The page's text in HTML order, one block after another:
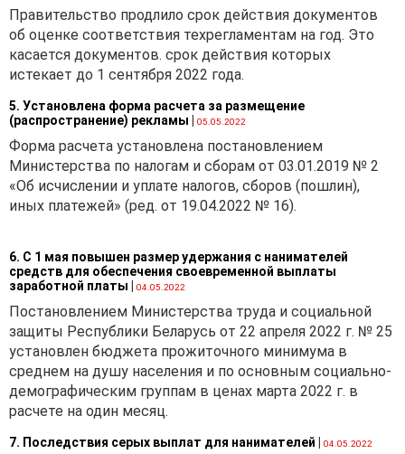
Пунктом 1
определено, что объектами
гражданских прав,
подлежащими оценке в
соответствии с данным
Положением, являются
предприятия как
имущественные
комплексы, капитальные
строения (здания,
сооружения),
завершенные
земельные участки,
машины, оборудование,
инвентарь, транспортные
средства, материалы, доли
в уставных фондах
юридических лиц, ценные
права и другое имущество,
Правительство продлило срок действия документов
об оценке соответствия техрегламентам на год. Это
касается документов. срок действия которых
истекает до 1 сентября 2022 года.
5. Установлена форма расчета за размещение
(распространение) рекламы
05.05.2022
Форма расчета установлена постановлением
Министерства по налогам и сборам от 03.01.2019 № 2
«Об исчислении и уплате налогов, сборов (пошлин),
иных платежей» (ред. от 19.04.2022 № 16).
6. С 1 мая повышен размер удержания с нанимателей
средств для обеспечения своевременной выплаты
заработной платы
04.05.2022
Постановлением Министерства труда и социальной
защиты Республики Беларусь от 22 апреля 2022 г. № 25
установлен бюджета прожиточного минимума в
среднем на душу населения и по основным социально-
демографическим группам в ценах марта 2022 г. в
расчете на один месяц.
7. Последствия серых выплат для нанимателей 04.05.2022